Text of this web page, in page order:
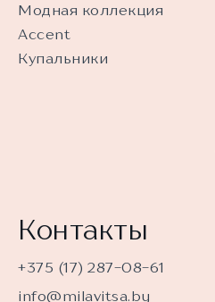
Модная коллекция
Accent
Купальники
Контакты
+375 (17) 287-08-61
info@milavitsa.by